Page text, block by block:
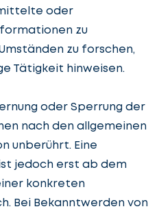
oder
zu
zu forschen,
Tätigkeit hinweisen.
oder Sperrung der
nach den allgemeinen
unberührt. Eine
jedoch erst ab dem
konkreten
Bei Bekanntwerden von